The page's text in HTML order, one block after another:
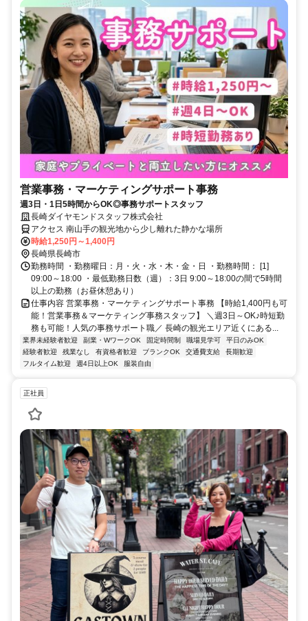
営業事務・マーケティングサポート事務
週3日・1日5時間からOK◎事務サポートスタッフ
長崎ダイヤモンドスタッフ株式会社
アクセス 南山手の観光地から少し離れた静かな場所
時給1,250円～1,400円
長崎県長崎市
勤務時間 ・勤務曜日：月・火・水・木・金・日 ・勤務時間： [1]
09:00～18:00 ・最低勤務日数（週）：3日 9:00～18:00の間で5時間
以上の勤務（お昼休憩あり）
仕事内容 営業事務・マーケティングサポート事務 【時給1,400円も可
能！営業事務＆マーケティング事務スタッフ】 ＼週3日～OK♪時短勤
務も可能！人気の事務サポート職／ 長崎の観光エリア近くにある...
業界未経験者歓迎 副業・WワークOK 固定時間制 職場見学可
平日のみOK
経験者歓迎
残業なし 有資格者歓迎 ブランクOK 交通費支給
長期歓迎
フルタイム歓迎
週4日以上OK 服装自由
正社員